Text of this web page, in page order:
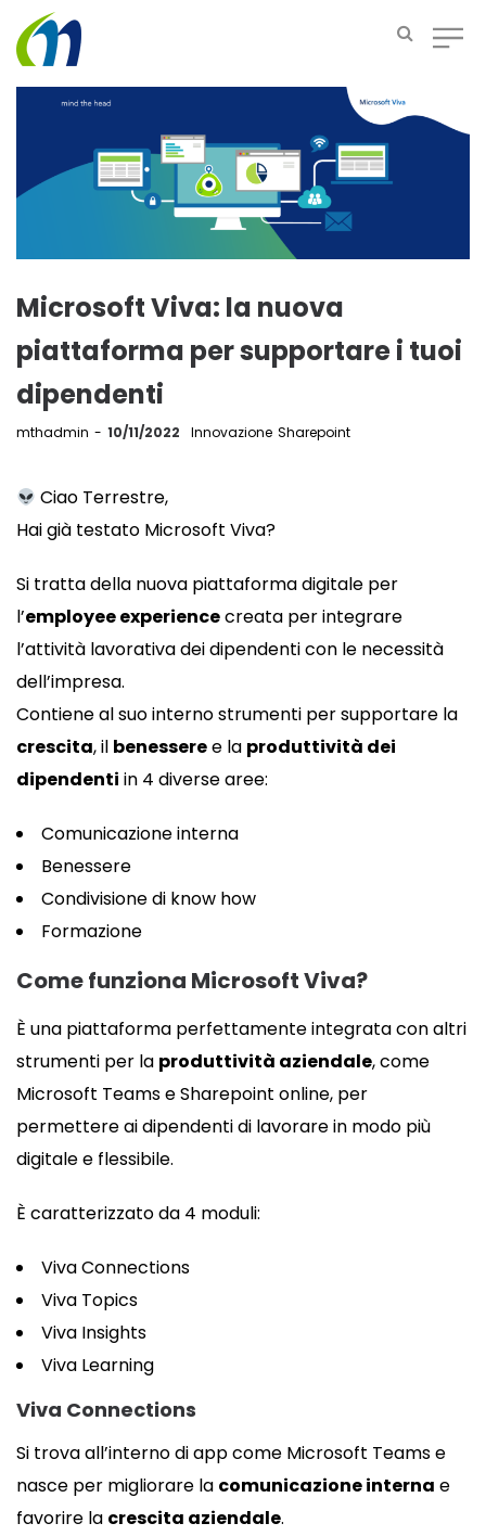
Microsoft Viva: la nuova
piattaforma per supportare i tuoi
dipendenti
by
mthadmin 10/11/2022 Innovazione Sharepoint
Ciao Terrestre,
Hai già testato Microsoft Viva?
Si tratta della nuova piattaforma digitale per
l’employee experiencecreata per integrare
l’attività lavorativa dei dipendenti con le necessità
dell’impresa.
Contiene al suo interno strumenti per supportare la
crescita, il benesseree la produttività dei
dipendenti in 4 diverse aree:
Comunicazione interna
Benessere
Condivisione di know how
Formazione
Come funziona Microsoft Viva?
È una piattaforma perfettamente integrata con altri
strumenti per la produttività aziendale, come
Microsoft Teams e Sharepoint online, per
permettere ai dipendenti di lavorare in modo più
digitale e flessibile.
È caratterizzato da 4 moduli:
Viva Connections
Viva Topics
Viva Insights
Viva Learning
Viva Connections
Si trova all’interno di app come Microsoft Teams e
nasce per migliorare la comunicazione interna e
favorire la crescita aziendale.